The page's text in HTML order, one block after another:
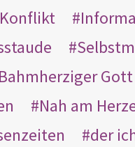
Konflikt
Bahmherziger Gott
Nah am
der